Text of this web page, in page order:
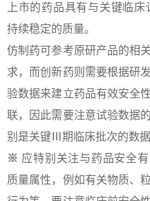
上市的药品具有与关键临
持续稳定的质量。
仿制药可参考原研产品的相
求，而创新药则需要根据研
验数据来建立药品有效安全
联，因此需要注意试验数据
别是关键Ⅲ期临床批次的数据
※ 应特别关注与药品安全
质量属性，例如有关物质、